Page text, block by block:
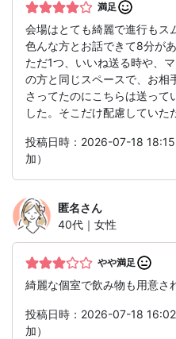
満足
会場はとても綺麗で進行もス
色んな方とお話できて8分が
ただ1つ、いいね送る時や、
の方と同じスペースで、お相
さってたのにこちらは送って
した。そこだけ配慮していた
投稿日時：2026-07-18
加）
匿名さん
40代｜女性
やや満足
綺麗な個室で飲み物も用意さ
投稿日時：2026-07-18
加）